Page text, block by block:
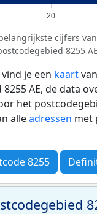
20
cijfers
8255
je een kaart
AE, de data
het
alleadressen met
8255